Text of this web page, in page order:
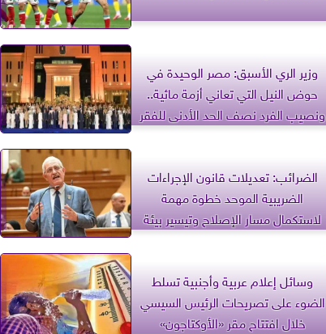
وزير الري الأسبق: مصر الوحيدة في
حوض النيل التي تعاني أزمة مائية..
ونصيب الفرد نصف الحد الأدنى للفقر
الضرائب: تعديلات قانون الإجراءات
الضريبية الموحد خطوة مهمة
لاستكمال مسار الإصلاح وتيسير بيئة
وسائل إعلام عربية وأجنبية تسلط
الضوء على تصريحات الرئيس السيسي
خلال افتتاح مقر «الأوكتاجون»